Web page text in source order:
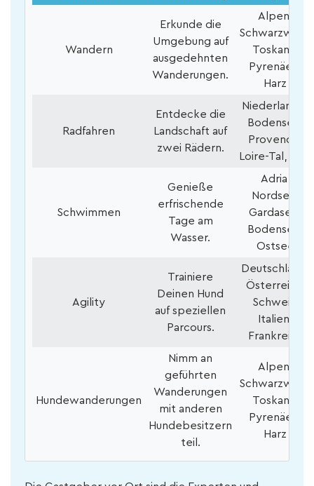
Wandern
Erkunde die
Umgebung auf
ausgedehnten
Wanderungen.
Alpen,
Schwarzwald,
Toskana,
Pyrenäen,
Harz
Radfahren
Entdecke die
Landschaft auf
zwei Rädern.
Niederlande,
Bodensee,
Provence,
Loire-Tal, Eifel
Schwimmen
Genieße
erfrischende
Tage am
Wasser.
Adria,
Nordsee,
Gardasee,
Bodensee,
Ostsee
Agility
Trainiere
Deinen Hund
auf speziellen
Parcours.
Deutschland,
Österreich,
Schweiz,
Italien,
Frankreich
Hundewanderungen
Nimm an
geführten
Wanderungen
mit anderen
Hundebesitzern
teil.
Alpen,
Schwarzwald,
Toskana,
Pyrenäen,
Harz